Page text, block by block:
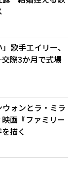
歌手エイリー、
際3か月で式場
ウォンとラ・ミラ
画『ファミリー
描く